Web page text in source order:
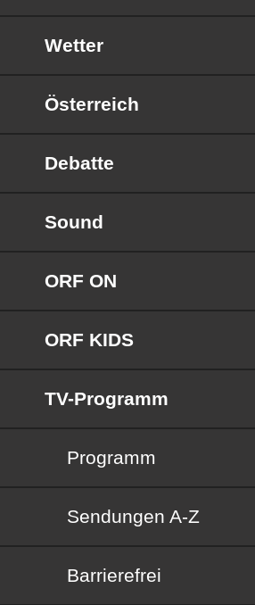
Wetter
Österreich
Debatte
Sound
ORF ON
ORF KIDS
TV-Programm
Programm
Sendungen von A bis Z
Sendungen A-Z
Barrierefrei
Barrierefrei